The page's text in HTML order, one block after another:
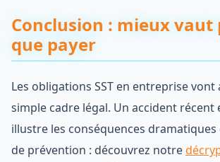
Conclusion : mieux
que payer
Les obligations SST en entreprise vont
simple cadre légal. Un accident récent
illustre les conséquences
de prévention : découvrez notre